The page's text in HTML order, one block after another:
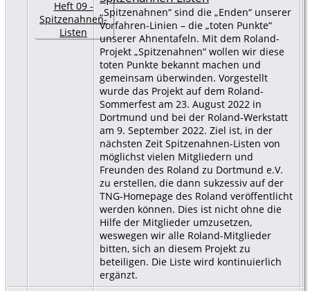
„Spitzenahnen“ sind die „Enden“ unserer
Vorfahren-Linien – die „toten Punkte“
unserer Ahnentafeln. Mit dem Roland-
Projekt „Spitzenahnen“ wollen wir diese
toten Punkte bekannt machen und
gemeinsam überwinden. Vorgestellt
wurde das Projekt auf dem Roland-
Sommerfest am 23. August 2022 in
Dortmund und bei der Roland-Werkstatt
am 9. September 2022. Ziel ist, in der
nächsten Zeit Spitzenahnen-Listen von
möglichst vielen Mitgliedern und
Freunden des Roland zu Dortmund e.V.
zu erstellen, die dann sukzessiv auf der
TNG-Homepage des Roland veröffentlicht
werden können. Dies ist nicht ohne die
Hilfe der Mitglieder umzusetzen,
weswegen wir alle Roland-Mitglieder
bitten, sich an diesem Projekt zu
beteiligen. Die Liste wird kontinuierlich
ergänzt.